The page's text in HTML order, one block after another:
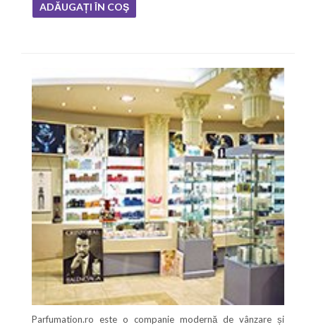
ADĂUGAȚI ÎN COŞ
Parfumation.ro este o companie modernă de vânzare și